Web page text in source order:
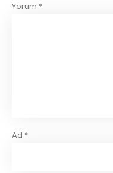
Yorum *
Ad *